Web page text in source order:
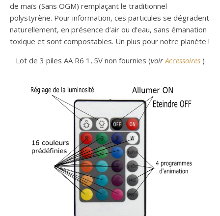
de maïs (Sans OGM) remplaçant le traditionnel
polystyrène. Pour information, ces particules se dégradent
naturellement, en présence d’air ou d’eau, sans émanation
toxique et sont compostables. Un plus pour notre planète !
Lot de 3 piles AA R6 1,.5V non fournies (voirAccessoires)